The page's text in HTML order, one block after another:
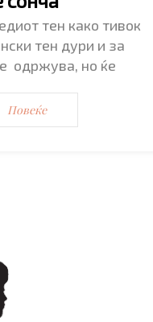
тен како тивок
тен дури и за
одржува, но ќе
Повеќе